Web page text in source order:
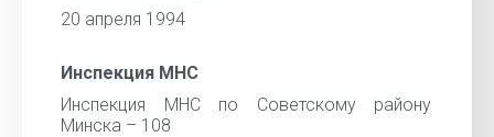
20 апреля 1994
Инспекция МНС
Инспекция МНС по Советскому району
Минска – 108